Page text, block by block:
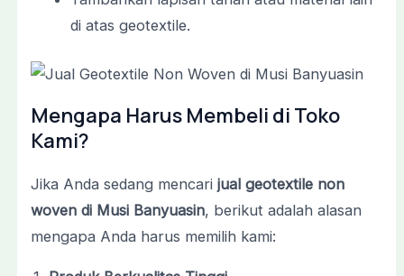
di atas geotextile.
Mengapa Harus Membeli di Toko
Kami?
Jika Anda sedang mencari jual geotextile non
woven di Musi Banyuasin, berikut adalah alasan
mengapa Anda harus memilih kami: